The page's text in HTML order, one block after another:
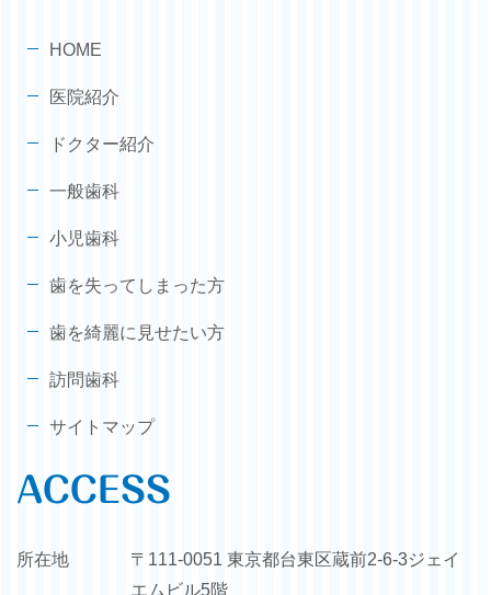
HOME
医院紹介
ドクター紹介
一般歯科
小児歯科
歯を失ってしまった方
歯を綺麗に見せたい方
訪問歯科
サイトマップ
ACCESS
所在地
〒111-0051 東京都台東区蔵前2-6-3ジェイ
エムビル5階